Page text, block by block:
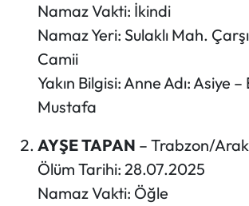
Namaz Vakti: İkindi
Namaz Yeri: Sulaklı Mah.
Camii
Yakın Bilgisi: Anne Adı: Asiye –
Mustafa
AYŞE TAPAN – Trabzon/
Ölüm Tarihi: 28.07.2025
Namaz Vakti: Öğle
Turizm
Teknoloji